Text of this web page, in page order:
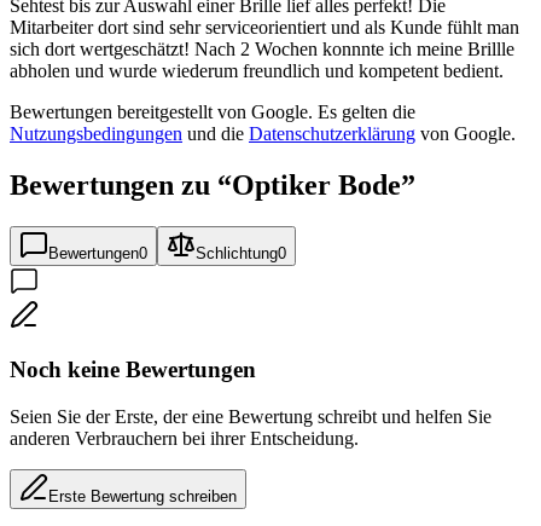
Sehtest bis zur Auswahl einer Brille lief alles perfekt! Die
Mitarbeiter dort sind sehr serviceorientiert und als Kunde fühlt man
sich dort wertgeschätzt! Nach 2 Wochen konnnte ich meine Brillle
abholen und wurde wiederum freundlich und kompetent bedient.
Bewertungen bereitgestellt von Google. Es gelten die
Nutzungsbedingungen und die Datenschutzerklärung von Google.
Bewertungen zu “Optiker Bode”
Bewertungen0 Schlichtung0
Noch keine Bewertungen
Seien Sie der Erste, der eine Bewertung schreibt und helfen Sie
anderen Verbrauchern bei ihrer Entscheidung.
Erste Bewertung schreiben